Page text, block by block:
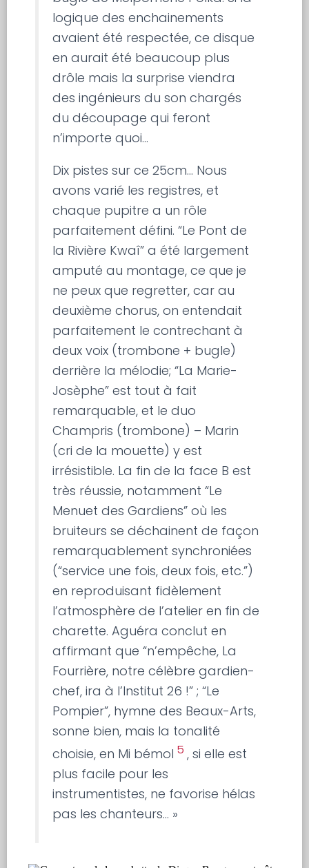
logique des enchainements
avaient été respectée, ce disque
en aurait été beaucoup plus
drôle mais la surprise viendra
des ingénieurs du son chargés
du découpage qui feront
n’importe quoi…
Dix pistes sur ce 25cm… Nous
avons varié les registres, et
chaque pupitre a un rôle
parfaitement défini. “Le Pont de
la Rivière Kwaî” a été largement
amputé au montage, ce que je
ne peux que regretter, car au
deuxième chorus, on entendait
parfaitement le contrechant à
deux voix (trombone + bugle)
derrière la mélodie; “La Marie-
Josèphe” est tout à fait
remarquable, et le duo
Champris (trombone) – Marin
(cri de la mouette) y est
irrésistible. La fin de la face B est
très réussie, notamment “Le
Menuet des Gardiens” où les
bruiteurs se déchainent de façon
remarquablement synchroniées
(“service une fois, deux fois, etc.”)
en reproduisant fidèlement
l’atmosphère de l’atelier en fin de
charette. Aguéra conclut en
affirmant que “n’empêche, La
Fourrière, notre célèbre gardien-
chef, ira à l’Institut 26 !” ; “Le
Pompier”, hymne des Beaux-Arts,
sonne bien, mais la tonalité
choisie, en Mi bémol 5 , si elle est
plus facile pour les
instrumentistes, ne favorise hélas
pas les chanteurs… »